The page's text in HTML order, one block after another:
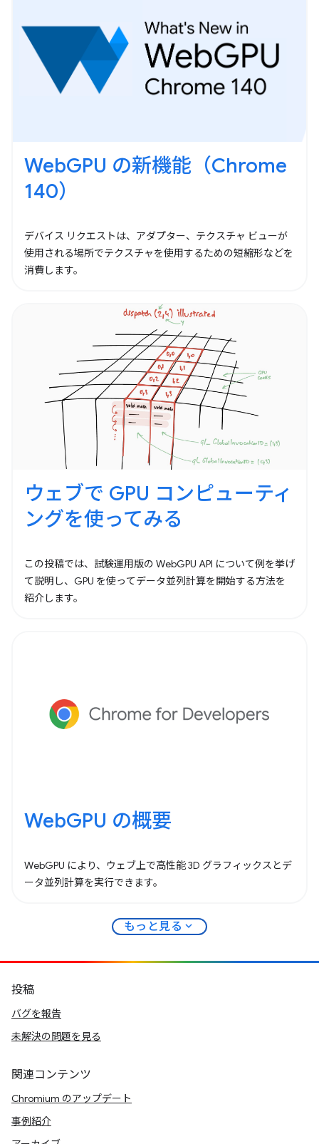
WebGPU の新機能（Chrome
140）
デバイス リクエストは、アダプター、テクスチャ ビューが
使用される場所でテクスチャを使用するための短縮形などを
消費します。
ウェブで GPU コンピューティ
ングを使ってみる
この投稿では、試験運用版の WebGPU API について例を挙げ
て説明し、GPU を使ってデータ並列計算を開始する方法を
紹介します。
WebGPU の概要
WebGPU により、ウェブ上で高性能 3D グラフィックスとデ
ータ並列計算を実行できます。
もっと見る expand_more
投稿
バグを報告
未解決の問題を見る
関連コンテンツ
Chromium のアップデート
事例紹介